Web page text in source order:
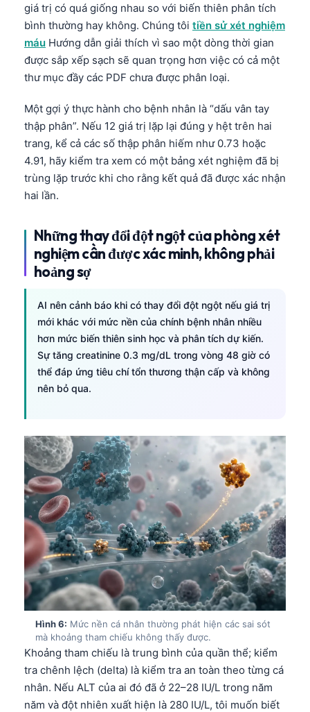
giá trị có quá giống nhau so với biến thiên phân tích
bình thường hay không. Chúng tôi tiền sử xét nghiệm
máu Hướng dẫn giải thích vì sao một dòng thời gian
được sắp xếp sạch sẽ quan trọng hơn việc có cả một
thư mục đầy các PDF chưa được phân loại.
Một gợi ý thực hành cho bệnh nhân là “dấu vân tay
thập phân”. Nếu 12 giá trị lặp lại đúng y hệt trên hai
trang, kể cả các số thập phân hiếm như 0.73 hoặc
4.91, hãy kiểm tra xem có một bảng xét nghiệm đã bị
trùng lặp trước khi cho rằng kết quả đã được xác nhận
hai lần.
Những thay đổi đột ngột của phòng xét
nghiệm cần được xác minh, không phải
hoảng sợ
AI nên cảnh báo khi có thay đổi đột ngột nếu giá trị
mới khác với mức nền của chính bệnh nhân nhiều
hơn mức biến thiên sinh học và phân tích dự kiến.
Sự tăng creatinine 0.3 mg/dL trong vòng 48 giờ có
thể đáp ứng tiêu chí tổn thương thận cấp và không
nên bỏ qua.
Hình 6: Mức nền cá nhân thường phát hiện các sai sót
mà khoảng tham chiếu không thấy được.
Khoảng tham chiếu là trung bình của quần thể; kiểm
tra chênh lệch (delta) là kiểm tra an toàn theo từng cá
nhân. Nếu ALT của ai đó đã ở 22–28 IU/L trong năm
năm và đột nhiên xuất hiện là 280 IU/L, tôi muốn biết
Kiswahili
አማርኛ
Українська
O‘zbekcha
Català
Қазақ тілі
Suomi
Hrvatski
Slovenčina
كوردی‎
پښتو
سنڌي
Galego
Latviešu valoda
Македонски јазик
Euskara
Occitan
العربية المغربية
Монгол
ພາສາລາວ
Cebuano
ئۇيغۇرچە
Кыргызча
Татар теле
Беларуская мова
Esperanto